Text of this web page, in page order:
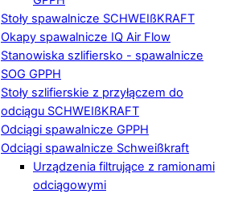
Stoły spawalnicze SCHWEIßKRAFT
Okapy spawalnicze IQ Air Flow
Stanowiska szlifiersko - spawalnicze
SOG GPPH
Stoły szlifierskie z przyłączem do
odciągu SCHWEIßKRAFT
Odciągi spawalnicze GPPH
Odciągi spawalnicze Schweißkraft
Urządzenia filtrujące z ramionami
odciągowymi